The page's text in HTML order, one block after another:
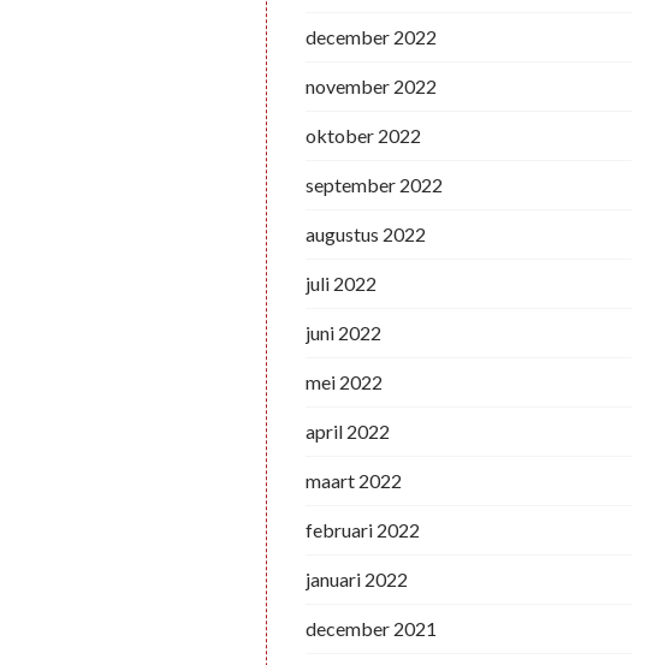
december 2022
november 2022
oktober 2022
september 2022
augustus 2022
juli 2022
juni 2022
mei 2022
april 2022
maart 2022
februari 2022
januari 2022
december 2021